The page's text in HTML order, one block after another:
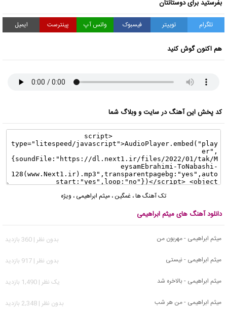
بفرستید برای دوستانتان
تلگرام توییتر فیسبوک واتس آپ پینترست ایمیل
هم اکنون گوش کنید
کد پخش این آهنگ در سایت و وبلاگ شما
تک آهنگ ها، غمگین ، میثم ابراهیمی ، ویژه
دانلود آهنگ های میثم ابراهیمی
میثم ابراهیمی - مهربون من
بدون نظر | 360 بازدید
میثم ابراهیمی - نیستی
بدون نظر | 917 بازدید
میثم ابراهیمی - بالاخره شد
يک نظر | 1,490 بازدید
میثم ابراهیمی - من هر شب
بدون نظر | 2,348 بازدید